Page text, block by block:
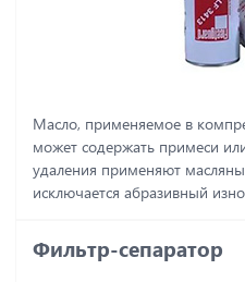
Масло, применяемое в
может содержать примеси
удаления применяют
исключается абразивный
Фильтр-сепаратор